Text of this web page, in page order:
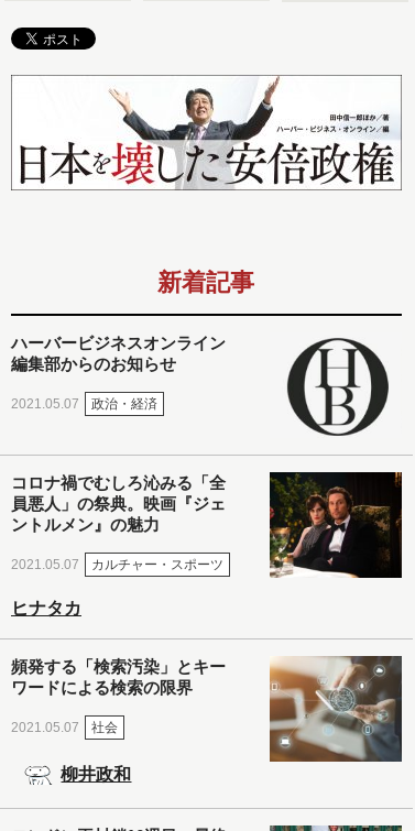
新着記事
ハーバービジネスオンライン
編集部からのお知らせ
2021.05.07 政治・経済
コロナ禍でむしろ沁みる「全
員悪人」の祭典。映画『ジェ
ントルメン』の魅力
2021.05.07 カルチャー・スポーツ
ヒナタカ
頻発する「検索汚染」とキー
ワードによる検索の限界
2021.05.07 社会
柳井政和